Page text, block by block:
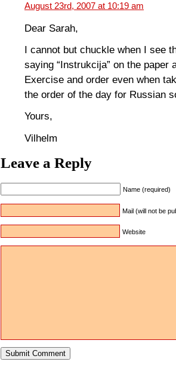
August 23rd, 2007 at 10:19 am
Dear Sarah,
I cannot but chuckle when I see
saying “Instrukcija” on the paper
Exercise and order even when
the order of the day for Russian
Yours,
Vilhelm
Leave a Reply
Name (required)
Mail (will not be
Website